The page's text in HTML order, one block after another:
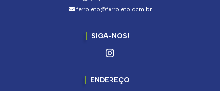
ferroleto@ferroleto.com.br
SIGA-NOS!
ENDEREÇO